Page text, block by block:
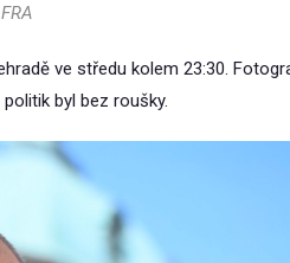
ve středu kolem 23:30.
byl bez roušky.